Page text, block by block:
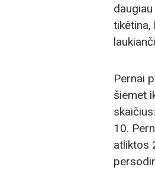
tikėtina,
Pernai
šiemet
10.
atliktos